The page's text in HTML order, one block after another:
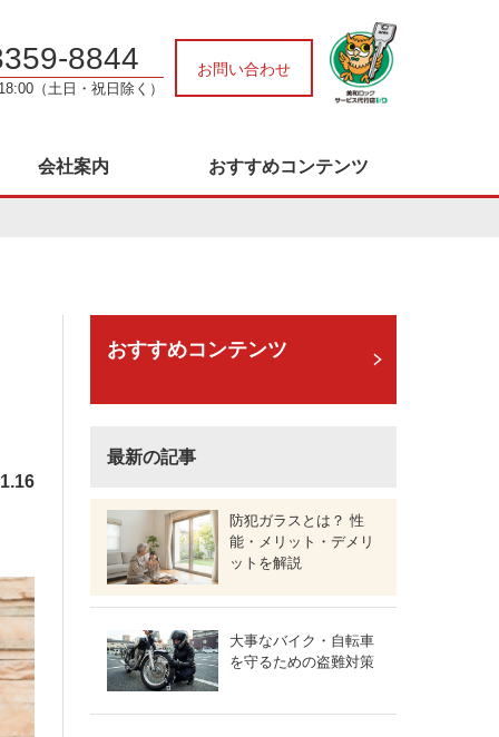
8844
（土日・祝日除く）
お問い合わせ
会社案内 おすすめコンテンツ
おすすめコンテンツ
最新の記事
防犯ガラスとは？ 性
能・メリット・デメリ
ットを解説
大事なバイク・自転車
を守るための盗難対策